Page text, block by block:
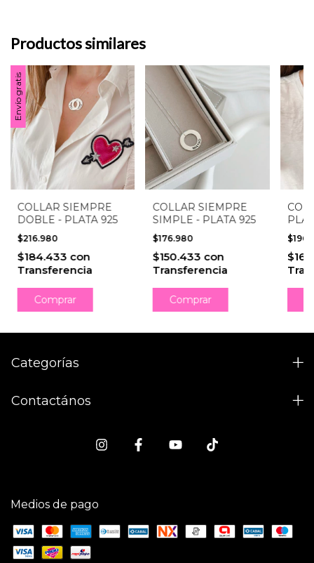
Productos similares
Envío gratis
COLLAR SIEMPRE
DOBLE - PLATA 925
$216.980
$184.433 con
Transferencia
Comprar
COLLAR SIEMPRE
SIMPLE - PLATA 925
$176.980
$150.433 con
Transferencia
Comprar
Categorías
Contactános
Medios de pago